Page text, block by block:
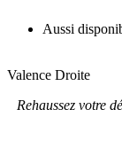
Aussi
Valence Droite
Rehaussez votre